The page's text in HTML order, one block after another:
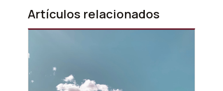
Artículos relacionados